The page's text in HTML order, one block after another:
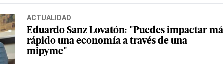
ACTUALIDAD
Eduardo Sanz Lovatón: "Puedes impactar
rápido una economía a través de una
mipyme"